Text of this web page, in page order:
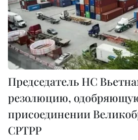
Председатель НС
резолюцию,
присоединении
CPTPP